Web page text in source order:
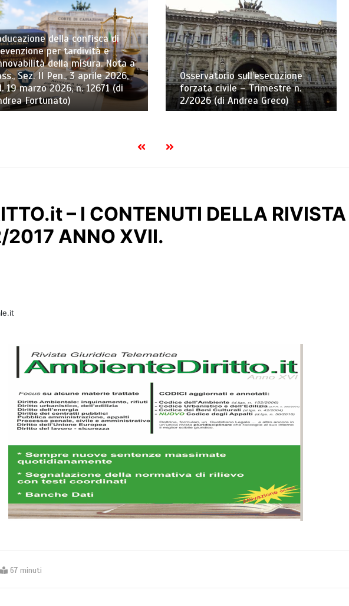
della confisca di
per tardività e
della misura. Nota a
Sez. II Pen., 3 aprile 2026,
19 marzo 2026, n. 12671 (di
Fortunato)
Osservatorio sull’esecuzione
forzata civile – Trimestre n.
2/2026 (di Andrea Greco)
– I CONTENUTI DELLA RIVISTA
2017 ANNO XVII.
67 minuti